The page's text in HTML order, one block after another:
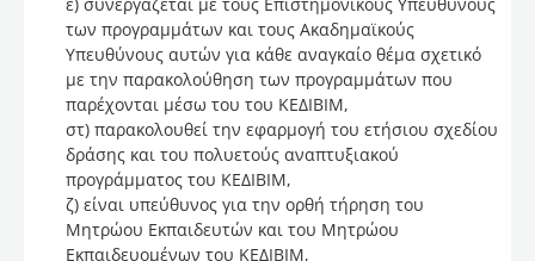
των προγραμμάτων και τους Ακαδημαϊκούς
Υπευθύνους αυτών για κάθε αναγκαίο θέμα σχετικό
με την παρακολούθηση των προγραμμάτων που
παρέχονται μέσω του του ΚΕΔΙΒΙΜ,
στ) παρακολουθεί την εφαρμογή του ετήσιου σχεδίου
δράσης και του πολυετούς αναπτυξιακού
προγράμματος του ΚΕΔΙΒΙΜ,
ζ) είναι υπεύθυνος για την ορθή τήρηση του
Μητρώου Εκπαιδευτών και του Μητρώου
Εκπαιδευομένων του ΚΕΔΙΒΙΜ,